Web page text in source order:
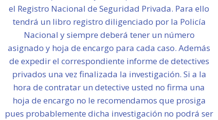
el Registro Nacional de Seguridad Privada. Para ello
tendrá un libro registro diligenciado por la Policía
Nacional y siempre deberá tener un número
asignado y hoja de encargo para cada caso. Además
de expedir el correspondiente informe de detectives
privados una vez finalizada la investigación. Si a la
hora de contratar un detective usted no firma una
hoja de encargo no le recomendamos que prosiga
pues probablemente dicha investigación no podrá ser